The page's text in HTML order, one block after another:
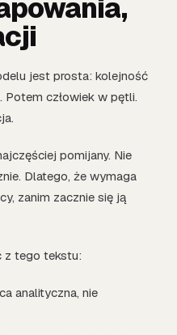
jest prosta: kolejność
Potem człowiek w pętli.
pomijany. Nie
Dlatego, że wymaga
zanim zacznie się ją
z tego tekstu:
analityczna, nie